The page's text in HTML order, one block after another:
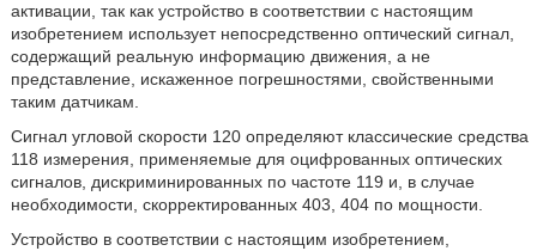
активации, так как устройство в соответствии с настоящим
изобретением использует непосредственно оптический сигнал,
содержащий реальную информацию движения, а не
представление, искаженное погрешностями, свойственными
таким датчикам.
Сигнал угловой скорости 120 определяют классические средства
118 измерения, применяемые для оцифрованных оптических
сигналов, дискриминированных по частоте 119 и, в случае
необходимости, скорректированных 403, 404 по мощности.
Устройство в соответствии с настоящим изобретением,